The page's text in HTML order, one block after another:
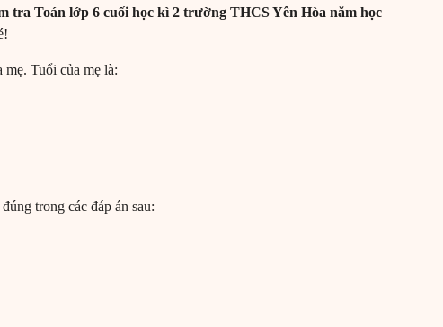
tra Toán lớp 6 cuối học kì 2 trường THCS Yên Hòa năm học
Tuổi của mẹ là:
trong các đáp án sau: